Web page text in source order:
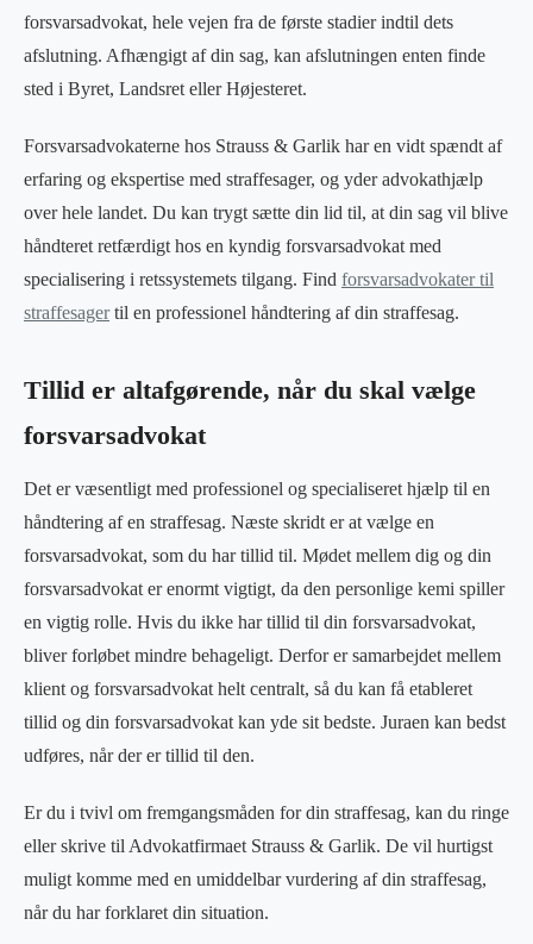
forsvarsadvokat, hele vejen fra de første stadier indtil dets
afslutning. Afhængigt af din sag, kan afslutningen enten finde
sted i Byret, Landsret eller Højesteret.
Forsvarsadvokaterne hos Strauss & Garlik har en vidt spændt af
erfaring og ekspertise med straffesager, og yder advokathjælp
over hele landet. Du kan trygt sætte din lid til, at din sag vil blive
håndteret retfærdigt hos en kyndig forsvarsadvokat med
specialisering i retssystemets tilgang. Find forsvarsadvokater til
straffesagertil en professionel håndtering af din straffesag.
Tillid er altafgørende, når du skal vælge
forsvarsadvokat
Det er væsentligt med professionel og specialiseret hjælp til en
håndtering af en straffesag. Næste skridt er at vælge en
forsvarsadvokat, som du har tillid til. Mødet mellem dig og din
forsvarsadvokat er enormt vigtigt, da den personlige kemi spiller
en vigtig rolle. Hvis du ikke har tillid til din forsvarsadvokat,
bliver forløbet mindre behageligt. Derfor er samarbejdet mellem
klient og forsvarsadvokat helt centralt, så du kan få etableret
tillid og din forsvarsadvokat kan yde sit bedste. Juraen kan bedst
udføres, når der er tillid til den.
Er du i tvivl om fremgangsmåden for din straffesag, kan du ringe
eller skrive til Advokatfirmaet Strauss & Garlik. De vil hurtigst
muligt komme med en umiddelbar vurdering af din straffesag,
når du har forklaret din situation.